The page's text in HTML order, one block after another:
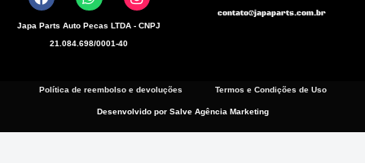
(D.I
76mm)
Valor
e
b
t
s
a
t
a
m
Japa Parts Auto Pecas LTDA - CNPJ
21.084.698/0001-40
contato@japaparts.com.br
Política de reembolso e devoluções Termos e Condições de Uso
Desenvolvido por Salve Agência Marketing